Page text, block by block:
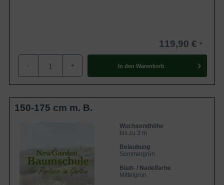
119,90 €
- + In den Warenkorb
150-175 cm m. B.
Wuchsendhöhe
bis zu 3 m
Belaubung
Sommergrün
Blatt- / Nadelfarbe
Mittelgrün